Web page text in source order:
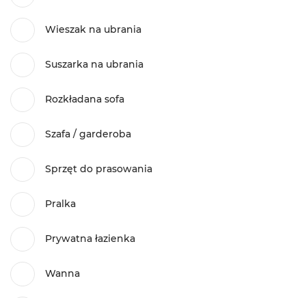
Wieszak na ubrania
Suszarka na ubrania
Rozkładana sofa
Szafa / garderoba
Sprzęt do prasowania
Pralka
Prywatna łazienka
Wanna